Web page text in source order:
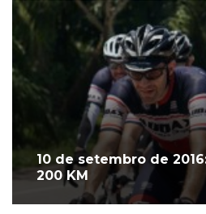
10 de setembro de
200 KM